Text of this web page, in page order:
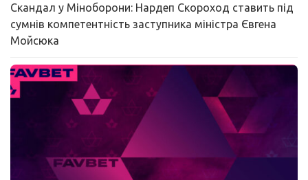
Скандал у Міноборони: Нардеп Скороход ставить під
сумнів компетентність заступника міністра Євгена
Мойсюка